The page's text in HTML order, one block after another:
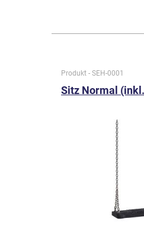
Produkt - SEH-0001
Sitz Normal